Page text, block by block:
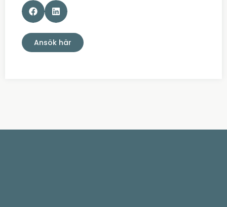
Ansök här